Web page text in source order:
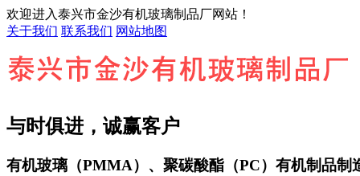
欢迎进入泰兴市金沙有机玻璃制品厂网站！
关于我们 联系我们 网站地图
与时俱进，诚赢客户
有机玻璃（PMMA）、聚碳酸酯（PC）有机制品制